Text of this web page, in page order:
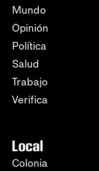
Mundo
Opinión
Política
Salud
Trabajo
Verifica
Local
Colonia